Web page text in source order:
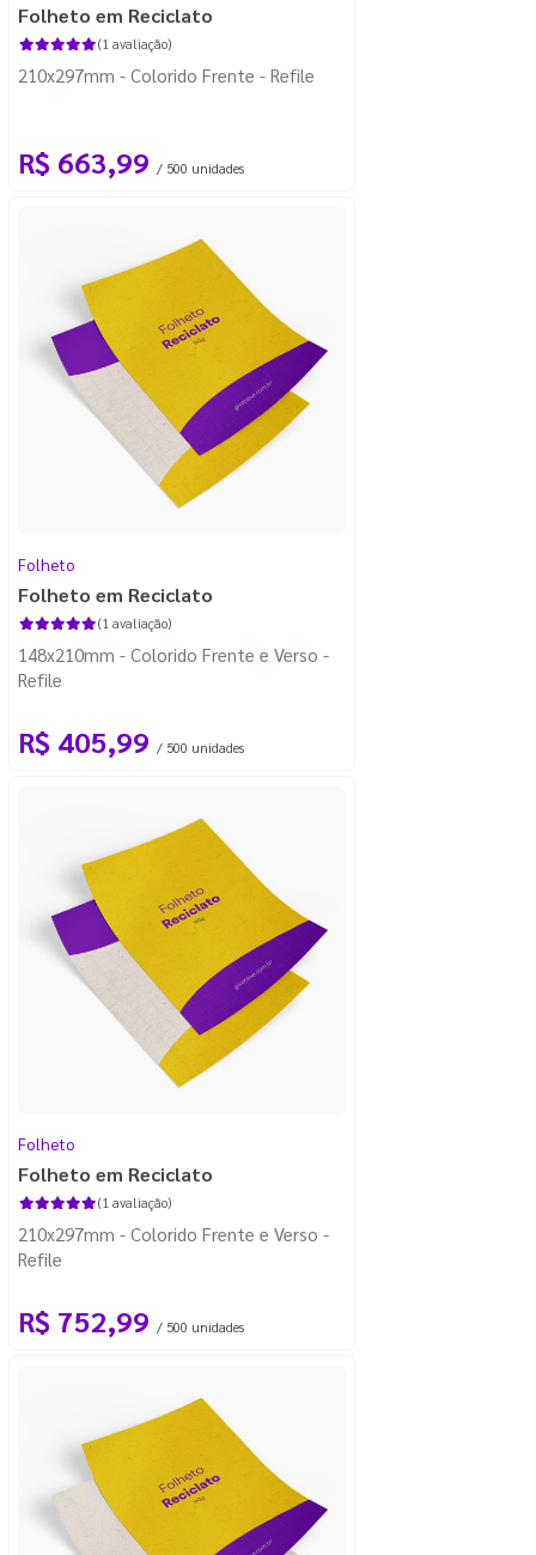
Folheto em Reciclato
(1 avaliação)
210x297mm - Colorido Frente - Refile
R$ 663,99 / 500 unidades
Folheto
Folheto em Reciclato
(1 avaliação)
148x210mm - Colorido Frente e Verso -
Refile
R$ 405,99 / 500 unidades
Folheto
Folheto em Reciclato
(1 avaliação)
210x297mm - Colorido Frente e Verso -
Refile
R$ 752,99 / 500 unidades